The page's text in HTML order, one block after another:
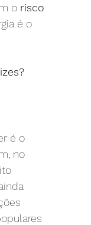
o risco
é o
é o
no